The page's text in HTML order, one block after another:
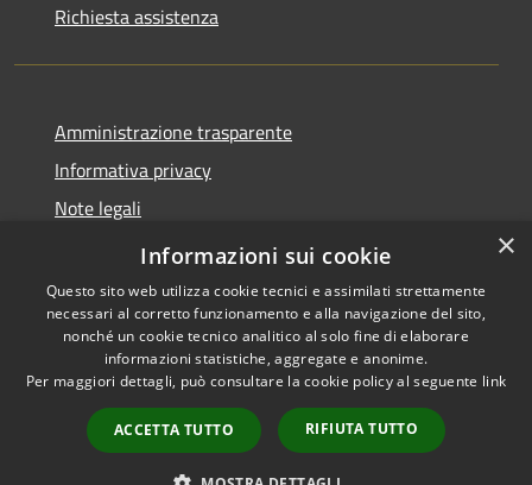
Richiesta assistenza
Amministrazione trasparente
Informativa privacy
Note legali
Dichiarazione di accessibilità
Accessibility
Copyright © 2026 • Town of
Taurasi • Powered by
Municipium•
Admin
access
×
Informazioni sui cookie
Questo sito web utilizza cookie tecnici e assimilati strettamente
necessari al corretto funzionamento e alla navigazione del sito,
nonché un cookie tecnico analitico al solo fine di elaborare
informazioni statistiche, aggregate e anonime.
Per maggiori dettagli, può consultare la cookie policy al seguente link
ACCETTA TUTTO RIFIUTA TUTTO